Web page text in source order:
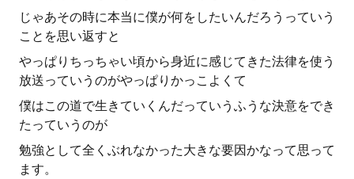
じゃあその時に本当に僕が何をしたいんだろうっていう
ことを思い返すと
やっぱりちっちゃい頃から身近に感じてきた法律を使う
放送っていうのがやっぱりかっこよくて
僕はこの道で生きていくんだっていうふうな決意をでき
たっていうのが
勉強として全くぶれなかった大きな要因かなって思って
ます。